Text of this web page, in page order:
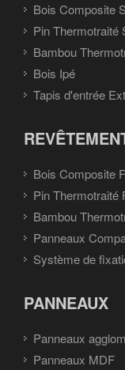
Bois Composite
Pin Thermotraité
Bambou
Bois Ipé
Tapis d'entrée
Bois Composite
Pin Thermotraité
Bambou
Panneaux
Système de
PANNEAUX
Panneaux
Panneaux MDF